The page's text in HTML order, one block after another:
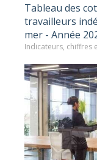
Tableau des
travailleurs
mer - Année
Indicateurs, chiffres